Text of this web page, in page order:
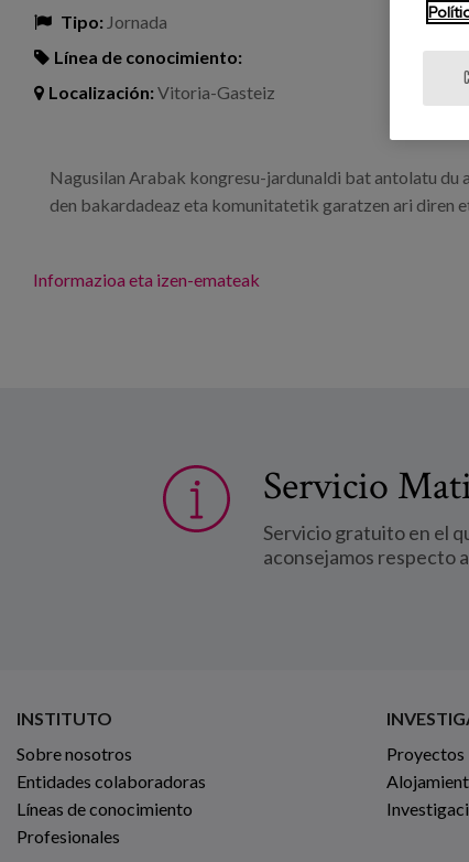
Tipo: Jornada
Línea de conocimiento:
Localización:Vitoria-Gasteiz
Nagusilan Arabak kongresu-jardunaldi bat antolatu du
den bakardadeaz eta komunitatetik garatzen ari diren
Informazioa eta izen-emateak
Servicio
Servicio gratuito en el
aconsejamos respecto
INSTITUTO
Sobre nosotros
Entidades colaboradoras
Líneas de conocimiento
Profesionales
Proyectos